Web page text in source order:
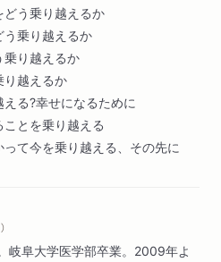
う乗り越えるか
乗り越えるか
り越えるか
越えるか
る?幸せになるために
とを乗り越える
て今を乗り越える、その先に
岐阜大学医学部卒業。2009年よ